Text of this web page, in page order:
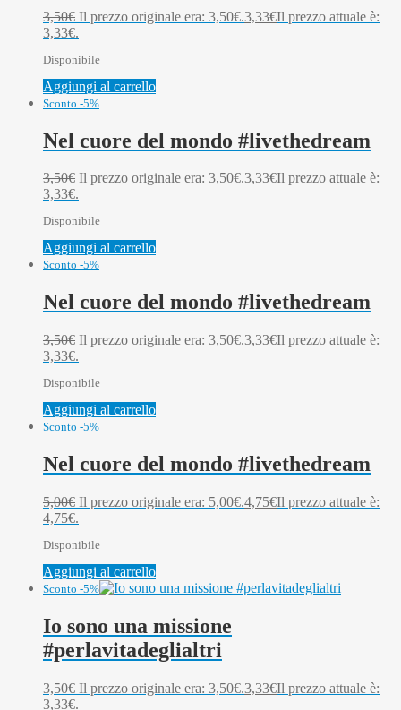
3,50€ Il prezzo originale era: 3,50€.3,33€Il prezzo attuale è:
3,33€.
Disponibile
Aggiungi al carrello
Sconto -5%
Nel cuore del mondo #livethedream
3,50€ Il prezzo originale era: 3,50€.3,33€Il prezzo attuale è:
3,33€.
Disponibile
Aggiungi al carrello
Sconto -5%
Nel cuore del mondo #livethedream
3,50€ Il prezzo originale era: 3,50€.3,33€Il prezzo attuale è:
3,33€.
Disponibile
Aggiungi al carrello
Sconto -5%
Nel cuore del mondo #livethedream
5,00€ Il prezzo originale era: 5,00€.4,75€Il prezzo attuale è:
4,75€.
Disponibile
Aggiungi al carrello
Sconto -5%
Io sono una missione
#perlavitadeglialtri
3,50€ Il prezzo originale era: 3,50€.3,33€Il prezzo attuale è:
3,33€.